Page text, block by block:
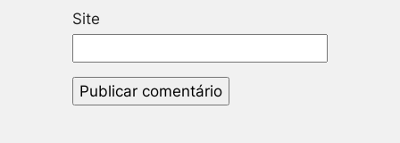
Site